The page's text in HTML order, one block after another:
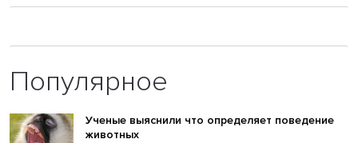
Популярное
Ученые выяснили что определяет поведение
животных